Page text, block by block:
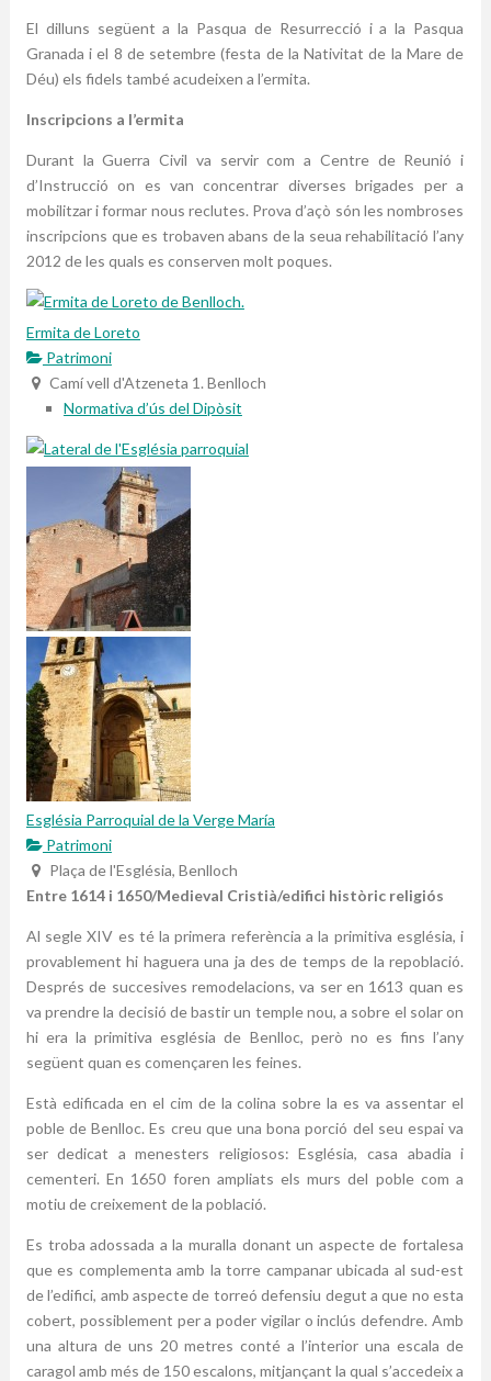
El dilluns següent a la Pasqua de Resurrecció i a la Pasqua
Granada i el 8 de setembre (festa de la Nativitat de la Mare de
Déu) els fidels també acudeixen a l’ermita.
Inscripcions a l’ermita
Durant la Guerra Civil va servir com a Centre de Reunió i
d’Instrucció on es van concentrar diverses brigades per a
mobilitzar i formar nous reclutes. Prova d’açò són les nombroses
inscripcions que es trobaven abans de la seua rehabilitació l’any
2012 de les quals es conserven molt poques.
Ermita de Loreto
Patrimoni
Camí vell d'Atzeneta 1. Benlloch
Normativa d’ús del Dipòsit
Església Parroquial de la Verge María
Patrimoni
Plaça de l'Església, Benlloch
Entre 1614 i 1650/Medieval Cristià/edifici històric religiós
Al segle XIV es té la primera referència a la primitiva església, i
provablement hi haguera una ja des de temps de la repoblació.
Després de succesives remodelacions, va ser en 1613 quan es
va prendre la decisió de bastir un temple nou, a sobre el solar on
hi era la primitiva església de Benlloc, però no es fins l’any
següent quan es començaren les feines.
Està edificada en el cim de la colina sobre la es va assentar el
poble de Benlloc. Es creu que una bona porció del seu espai va
ser dedicat a menesters religiosos: Església, casa abadia i
cementeri. En 1650 foren ampliats els murs del poble com a
motiu de creixement de la població.
Es troba adossada a la muralla donant un aspecte de fortalesa
que es complementa amb la torre campanar ubicada al sud-est
de l’edifici, amb aspecte de torreó defensiu degut a que no esta
cobert, possiblement per a poder vigilar o inclús defendre. Amb
una altura de uns 20 metres conté a l’interior una escala de
caragol amb més de 150 escalons, mitjançant la qual s’accedeix a